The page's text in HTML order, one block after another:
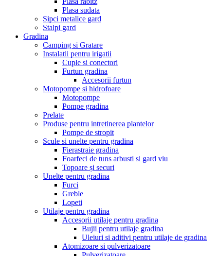
Plasa sudata
Sipci metalice gard
Stalpi gard
Gradina
Camping si Gratare
Instalatii pentru irigatii
Cuple si conectori
Furtun gradina
Accesorii furtun
Motopompe si hidrofoare
Motopompe
Pompe gradina
Prelate
Produse pentru intretinerea plantelor
Pompe de stropit
Scule si unelte pentru gradina
Fierastraie gradina
Foarfeci de tuns arbusti si gard viu
Topoare și securi
Unelte pentru gradina
Furci
Greble
Lopeti
Utilaje pentru gradina
Accesorii utilaje pentru gradina
Bujii pentru utilaje gradina
Uleiuri si aditivi pentru utilaje de gradina
Atomizoare si pulverizatoare